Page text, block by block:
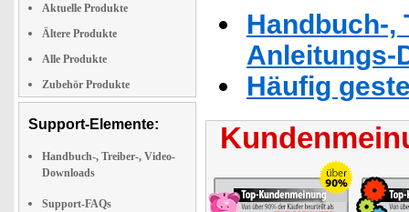
Aktuelle Produkte
Ältere Produkte
Alle Produkte
Zubehör Produkte
Support-Elemente:
Handbuch-, Treiber-, Video-
Downloads
Support-FAQs
Handbuch-,
Anleitungs-
Häufig